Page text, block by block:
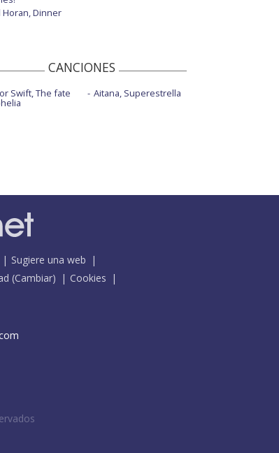
Horan, Dinner
CANCIONES
Swift, The fate Aitana, Superestrella
Sugiere una web
(Cambiar)
Cookies